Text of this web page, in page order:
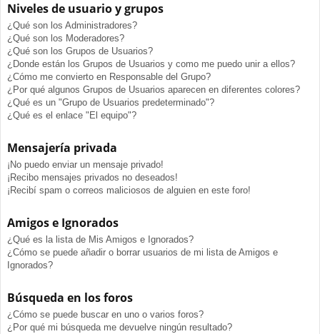
Niveles de usuario y grupos
¿Qué son los Administradores?
¿Qué son los Moderadores?
¿Qué son los Grupos de Usuarios?
¿Donde están los Grupos de Usuarios y como me puedo unir a ellos?
¿Cómo me convierto en Responsable del Grupo?
¿Por qué algunos Grupos de Usuarios aparecen en diferentes colores?
¿Qué es un "Grupo de Usuarios predeterminado"?
¿Qué es el enlace "El equipo"?
Mensajería privada
¡No puedo enviar un mensaje privado!
¡Recibo mensajes privados no deseados!
¡Recibí spam o correos maliciosos de alguien en este foro!
Amigos e Ignorados
¿Qué es la lista de Mis Amigos e Ignorados?
¿Cómo se puede añadir o borrar usuarios de mi lista de Amigos e
Ignorados?
Búsqueda en los foros
¿Cómo se puede buscar en uno o varios foros?
¿Por qué mi búsqueda me devuelve ningún resultado?